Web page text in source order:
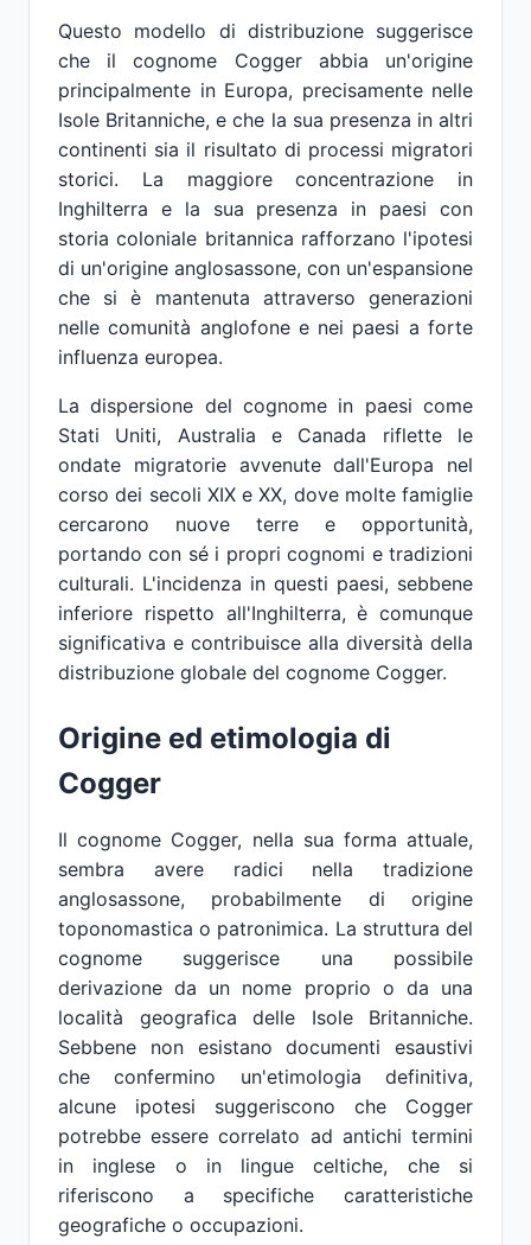
Questo modello di distribuzione suggerisce
che il cognome Cogger abbia un'origine
principalmente in Europa, precisamente nelle
Isole Britanniche, e che la sua presenza in altri
continenti sia il risultato di processi migratori
storici. La maggiore concentrazione in
Inghilterra e la sua presenza in paesi con
storia coloniale britannica rafforzano l'ipotesi
di un'origine anglosassone, con un'espansione
che si è mantenuta attraverso generazioni
nelle comunità anglofone e nei paesi a forte
influenza europea.
La dispersione del cognome in paesi come
Stati Uniti, Australia e Canada riflette le
ondate migratorie avvenute dall'Europa nel
corso dei secoli XIX e XX, dove molte famiglie
cercarono nuove terre e opportunità,
portando con sé i propri cognomi e tradizioni
culturali. L'incidenza in questi paesi, sebbene
inferiore rispetto all'Inghilterra, è comunque
significativa e contribuisce alla diversità della
distribuzione globale del cognome Cogger.
Origine ed etimologia di
Cogger
Il cognome Cogger, nella sua forma attuale,
sembra avere radici nella tradizione
anglosassone, probabilmente di origine
toponomastica o patronimica. La struttura del
cognome suggerisce una possibile
derivazione da un nome proprio o da una
località geografica delle Isole Britanniche.
Sebbene non esistano documenti esaustivi
che confermino un'etimologia definitiva,
alcune ipotesi suggeriscono che Cogger
potrebbe essere correlato ad antichi termini
in inglese o in lingue celtiche, che si
riferiscono a specifiche caratteristiche
geografiche o occupazioni.